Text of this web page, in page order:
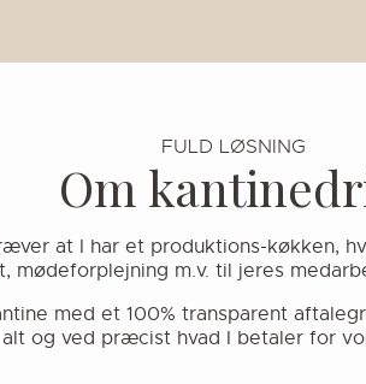
FULD LØSNING
Om
at I har et produktions-køkken,
mødeforplejning m.v. til jeres
med et 100% transparent
alt og ved præcist hvad I betaler for